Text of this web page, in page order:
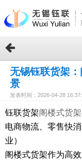
无锡钰联货架
景
发表时间：2026-04-28
钰联货架阁楼式货架
电商物流、零售快
业）
阁楼式货架作为高